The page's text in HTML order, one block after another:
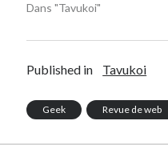
Dans "Tavukoi"
Published in Tavukoi
Geek Revue de web